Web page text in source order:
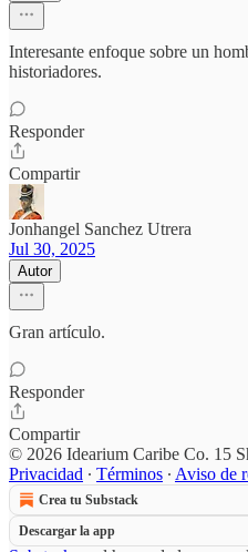
Interesante enfoque sobre un
historiadores.
Responder
Compartir
Jonhangel Sanchez Utrera
Jul 30, 2025
Autor
Gran artículo.
Responder
Compartir
© 2026 Idearium Caribe Co. 15
Privacidad ∙ Términos ∙ Aviso de
Crea tu Substack
Descargar la app